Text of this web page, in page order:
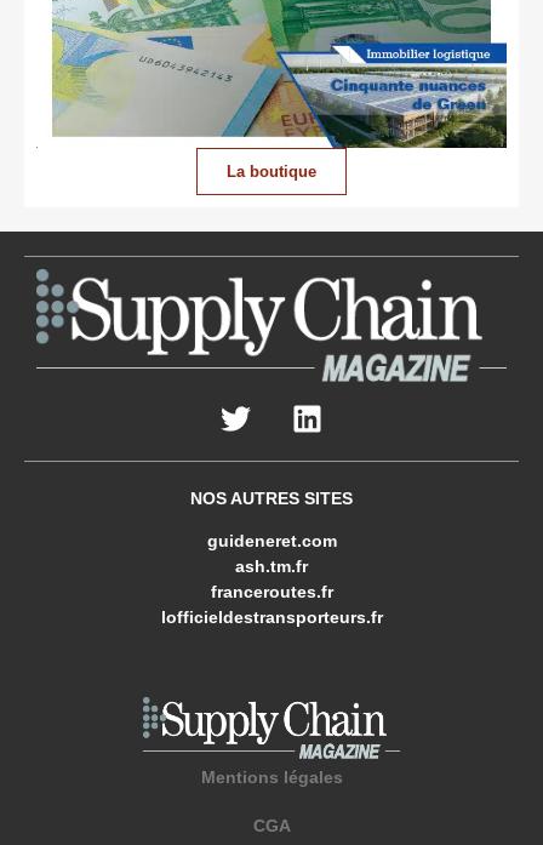
La boutique
NOS AUTRES SITES
guideneret.com
ash.tm.fr
franceroutes.fr
lofficieldestransporteurs.fr
Mentions légales
CGA